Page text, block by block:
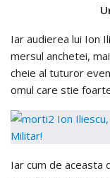
Iar audierea lui Ion
mersul anchetei,
cheie al tuturor
omul care stie
Iar cum de aceasta